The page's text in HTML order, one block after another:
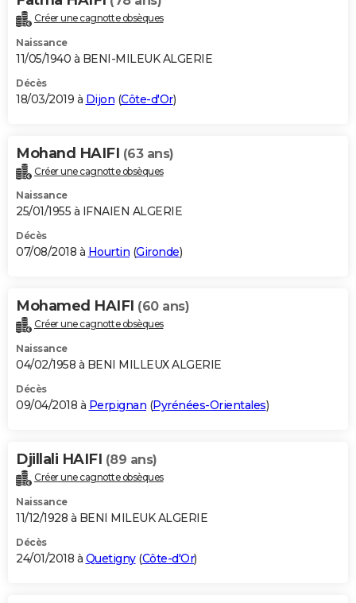
Créer une cagnotte obsèques
Naissance
11/05/1940 à BENI-MILEUK ALGERIE
Décès
18/03/2019 à Dijon (Côte-d'Or)
Mohand HAIFI (63 ans)
Créer une cagnotte obsèques
Naissance
25/01/1955 à IFNAIEN ALGERIE
Décès
07/08/2018 à Hourtin (Gironde)
Mohamed HAIFI (60 ans)
Créer une cagnotte obsèques
Naissance
04/02/1958 à BENI MILLEUX ALGERIE
Décès
09/04/2018 à Perpignan (Pyrénées-Orientales)
Djillali HAIFI (89 ans)
Créer une cagnotte obsèques
Naissance
11/12/1928 à BENI MILEUK ALGERIE
Décès
24/01/2018 à Quetigny(Côte-d'Or)